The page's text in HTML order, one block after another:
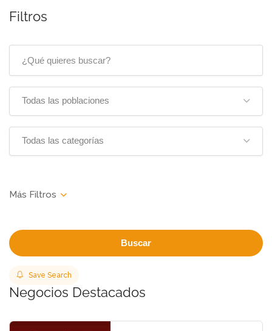
Filtros
Todas las poblaciones
Todas las categorías
Buscar
Save Search
Negocios Destacados